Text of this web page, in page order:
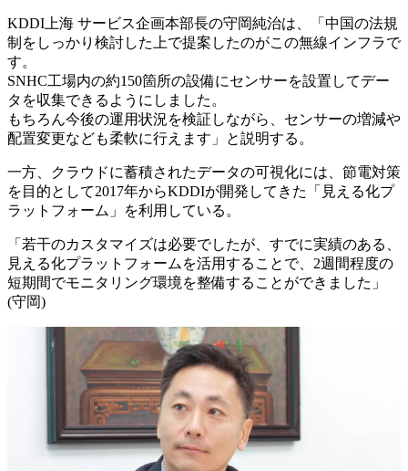
KDDI上海 サービス企画本部長の守岡純治は、「中国の法規
制をしっかり検討した上で提案したのがこの無線インフラで
す。
SNHC工場内の約150箇所の設備にセンサーを設置してデー
タを収集できるようにしました。
もちろん今後の運用状況を検証しながら、センサーの増減や
配置変更なども柔軟に行えます」と説明する。
一方、クラウドに蓄積されたデータの可視化には、節電対策
を目的として2017年からKDDIが開発してきた「見える化プ
ラットフォーム」を利用している。
「若干のカスタマイズは必要でしたが、すでに実績のある、
見える化プラットフォームを活用することで、2週間程度の
短期間でモニタリング環境を整備することができました」
(守岡)